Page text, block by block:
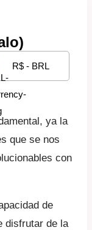
R$ - BRL
ya la
que se nos
con
de
disfrutar de la